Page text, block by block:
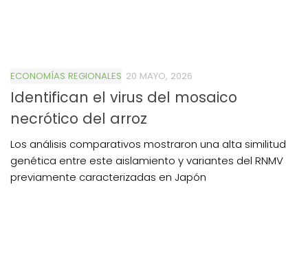
ECONOMÍAS REGIONALES 20 MAYO, 2026
Identifican el virus del mosaico
necrótico del arroz
Los análisis comparativos mostraron una alta similitud
genética entre este aislamiento y variantes del RNMV
previamente caracterizadas en Japón